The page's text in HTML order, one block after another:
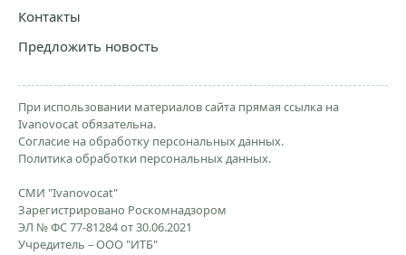
Контакты
Предложить новость
При использовании материалов сайта прямая ссылка на
Ivanovocat обязательна.
Согласие на обработку персональных данных.
Политика обработки персональных данных.
СМИ "Ivanovocat"
Зарегистрировано Роскомнадзором
ЭЛ № ФС 77-81284 от 30.06.2021
Учредитель – ООО "ИТБ"